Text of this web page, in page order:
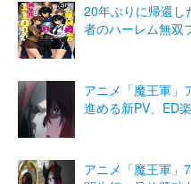
20年ぶりに帰還し
者のハーレム無双
アニメ「魔王軍」
進める新PV、ED
アニメ「魔王軍」